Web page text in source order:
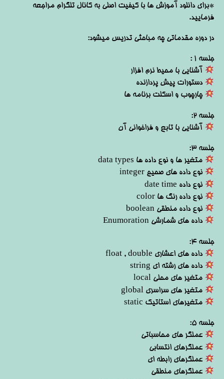
*برای دانلود آموزش ها با کیفیت اصلی به کانال تلگرام مراجعه
فرمایید.
در دوره مقدماتی چه مباحثی تدریس میشود:
جلسه 1 :
آشنایی با محیط نرم افزار
دستورات پیش پردازنده
چارچوب و اسکلت برنامه ها
جلسه 2:
آشنایی با تابع و فراخوانی آن
جلسه 3:
متغیر ها و نوع داده ها data types
نوع داده های صحیح integer
نوع داده date time
نوع داده رنگ ها color
نوع داده منطقی boolean
داده های شمارشی Enumoration
جلسه 4:
داده های اعشاری float , double
داده های رشته ای string
متغیر های محلی local
متغیر های سراسری global
متغیرهای استاتیک static
جلسه 5:
عملگر های محاسباتی
عملگرهای انتسابی
عملگرهای رابطه ای
عملگرهای منطقی